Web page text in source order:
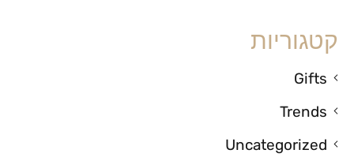
קטגוריות
Gifts
Trends
Uncategorized